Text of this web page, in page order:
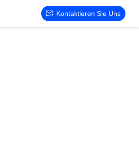
Kontaktieren Sie Uns